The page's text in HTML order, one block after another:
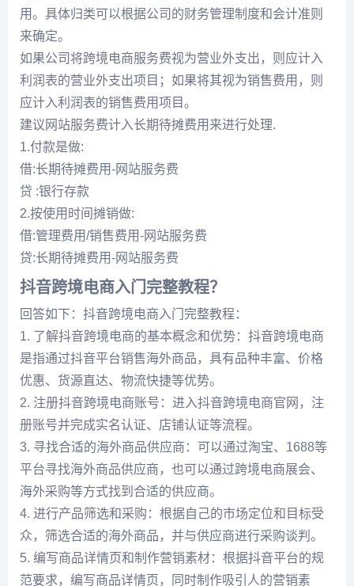
用。具体归类可以根据公司的财务管理制度和会计准则
来确定。
如果公司将跨境电商服务费视为营业外支出，则应计入
利润表的营业外支出项目；如果将其视为销售费用，则
应计入利润表的销售费用项目。
建议网站服务费计入长期待摊费用来进行处理.
1.付款是做:
借:长期待摊费用-网站服务费
贷 :银行存款
2.按使用时间摊销做:
借:管理费用/销售费用-网站服务费
贷:长期待摊费用-网站服务费
抖音跨境电商入门完整教程？
回答如下：抖音跨境电商入门完整教程：
1. 了解抖音跨境电商的基本概念和优势：抖音跨境电商
是指通过抖音平台销售海外商品，具有品种丰富、价格
优惠、货源直达、物流快捷等优势。
2. 注册抖音跨境电商账号：进入抖音跨境电商官网，注
册账号并完成实名认证、店铺认证等流程。
3. 寻找合适的海外商品供应商：可以通过淘宝、1688等
平台寻找海外商品供应商，也可以通过跨境电商展会、
海外采购等方式找到合适的供应商。
4. 进行产品筛选和采购：根据自己的市场定位和目标受
众，筛选合适的海外商品，并与供应商进行采购谈判。
5. 编写商品详情页和制作营销素材：根据抖音平台的规
范要求，编写商品详情页，同时制作吸引人的营销素